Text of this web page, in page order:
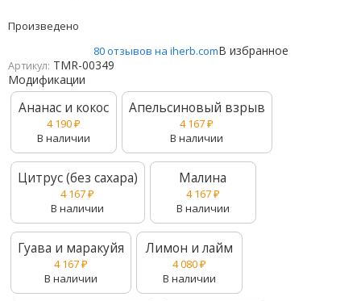
Произведено
80 отзывов на iherb.comВ избранное
Артикул: TMR-00349
Модификации
Ананас и кокос
4 190₽
В наличии
Апельсиновый взрыв
4 167₽
В наличии
Цитрус (без сахара)
4 167₽
В наличии
Малина
4 167₽
В наличии
Гуава и маракуйя
4 167₽
В наличии
Лимон и лайм
4 080₽
В наличии